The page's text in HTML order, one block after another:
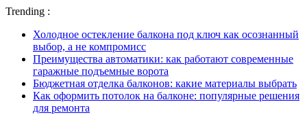
Trending :
Холодное остекление балкона под ключ как осознанный
выбор, а не компромисс
Преимущества автоматики: как работают современные
гаражные подъемные ворота
Бюджетная отделка балконов: какие материалы выбрать
Как оформить потолок на балконе: популярные решения
для ремонта